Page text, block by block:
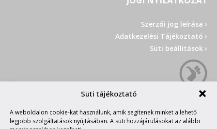
Süti tájékoztató
A weboldalon cookie-kat használunk, amik segítenek minket a lehető
legjobb szolgáltatások nyújtásában. A süti hozzájárulásokat az alábbi
Szerzői jog leírása ›
Adatkezelési Tájékoztató ›
Süti beállítások ›